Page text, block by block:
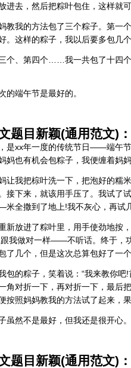
进去，然后把粽叶包住，这样就
教我的方法包了三个粽子。第一
。这样的粽子，我以后要多包几个
个、第四个……我一共包了十四
的端午节是最好的。
题目新颖(通用范文)
是xx年一度的传统节日——端午
妈也有机会包粽子，我便缠着妈妈
让我把棕叶洗一下，把泡好的糯
接下来，就该用手压了。我试了
全撒到了地上!我不灰心，再
新放进了粽叶里，用手使劲地按
我做对一样——不听话。终于，
了几个，但是这次总算包好了一
包的粽子，笑着说：“我来教你
角对折一下，再对折一下，最后
按照妈妈教我的方法试了起来，果
虽然不是最好，但我还是很开心
题目新颖(通用范文)